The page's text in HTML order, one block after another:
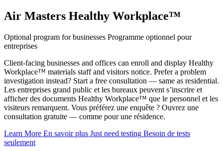
Air Masters Healthy Workplace™
Optional program for businesses Programme optionnel pour
entreprises
Client-facing businesses and offices can enroll and display Healthy
Workplace™ materials staff and visitors notice. Prefer a problem
investigation instead? Start a free consultation — same as residential.
Les entreprises grand public et les bureaux peuvent s’inscrire et
afficher des documents Healthy Workplace™ que le personnel et les
visiteurs remarquent. Vous préférez une enquête ? Ouvrez une
consultation gratuite — comme pour une résidence.
Learn More En savoir plus Just need testing Besoin de tests
seulement